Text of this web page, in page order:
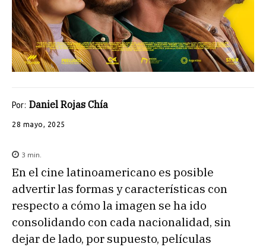
Por: Daniel Rojas Chía
28 mayo, 2025
3 min.
En el cine latinoamericano es posible
advertir las formas y características con
respecto a cómo la imagen se ha ido
consolidando con cada nacionalidad, sin
dejar de lado, por supuesto, películas